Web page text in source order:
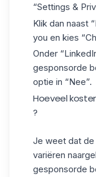
“Settings &
Klik dan naast
you en kies
Onder
gesponsorde
optie in “Nee”.
Hoeveel
?
Je weet dat de
variëren
gesponsorde